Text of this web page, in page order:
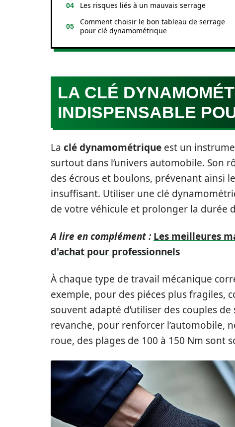
Les risques liés à un mauvais serrage
Comment choisir le bon tableau de serrage
pour clé dynamométrique
LA CLÉ
INDISPENSABLE
La clé dynamométrique est un
surtout dans l’univers automobile. Son
des écrous et boulons, prévenant ainsi
insuffisant. Utiliser une clé
de votre véhicule et prolonger la durée
A lire en complément : Les meilleures
d'achat pour professionnels
À chaque type de travail mécanique
exemple, pour des piéces plus fragiles,
souvent adapté d’utiliser des couples
revanche, pour renforcer l’automobile,
roue, des plages de 100 à 150 Nm sont